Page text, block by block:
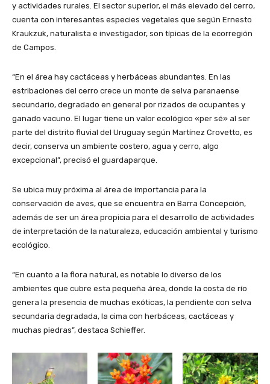
y actividades rurales. El sector superior, el más elevado del cerro,
cuenta con interesantes especies vegetales que según Ernesto
Kraukzuk, naturalista e investigador, son típicas de la ecorregión
de Campos.
“En el área hay cactáceas y herbáceas abundantes. En las
estribaciones del cerro crece un monte de selva paranaense
secundario, degradado en general por rizados de ocupantes y
ganado vacuno. El lugar tiene un valor ecológico «per sé» al ser
parte del distrito fluvial del Uruguay según Martínez Crovetto, es
decir, conserva un ambiente costero, agua y cerro, algo
excepcional”, precisó el guardaparque.
Se ubica muy próxima al área de importancia para la
conservación de aves, que se encuentra en Barra Concepción,
además de ser un área propicia para el desarrollo de actividades
de interpretación de la naturaleza, educación ambiental y turismo
ecológico.
“En cuanto a la flora natural, es notable lo diverso de los
ambientes que cubre esta pequeña área, donde la costa de río
genera la presencia de muchas exóticas, la pendiente con selva
secundaria degradada, la cima con herbáceas, cactáceas y
muchas piedras”, destaca Schieffer.